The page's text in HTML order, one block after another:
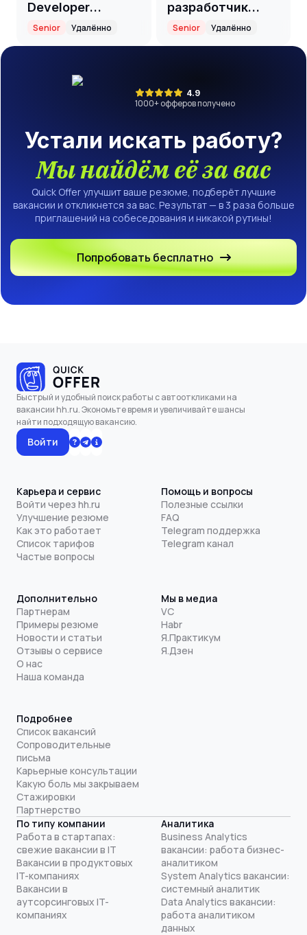
Developer
(Node.js /
TypeScript / Rust /
Blockchain)
Senior Удалённо
разработчик
(Senior)
Senior Удалённо
4.9
1000+ офферов получено
Устали искать работу?
Мы найдём её за вас
Quick Offer улучшит ваше резюме, подберёт лучшие
вакансии и откликнется за вас. Результат — в 3 раза больше
приглашений на собеседования и никакой рутины!
Попробовать бесплатно
Быстрый и удобный поиск работы с автооткликами на
вакансии hh.ru. Экономьте время и увеличивайте шансы
найти подходящую вакансию.
Войти
Карьера и сервис
Войти через hh.ru
Улучшение резюме
Как это работает
Список тарифов
Частые вопросы
Помощь и вопросы
Полезные ссылки
FAQ
Telegram поддержка
Telegram канал
Дополнительно
Партнерам
Примеры резюме
Новости и статьи
Отзывы о сервисе
О нас
Наша команда
Мы в медиа
VC
Habr
Я.Практикум
Я.Дзен
Подробнее
Список вакансий
Сопроводительные
письма
Карьерные консультации
Какую боль мы закрываем
Стажировки
Партнерство
По типу компании
Работа в стартапах:
свежие вакансии в IT
Вакансии в продуктовых
IT-компаниях
Вакансии в
аутсорсинговых IT-
компаниях
Аналитика
Business Analytics
вакансии: работа бизнес-
аналитиком
System Analytics вакансии:
системный аналитик
Data Analytics вакансии:
работа аналитиком
данных